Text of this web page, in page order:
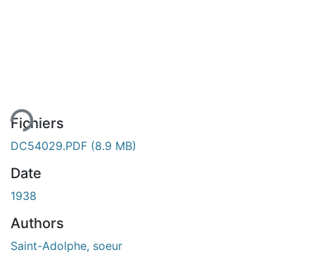
Fichiers
DC54029.PDF (8.9 MB)
Date
1938
Authors
Saint-Adolphe, soeur